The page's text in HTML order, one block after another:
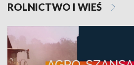
ROLNICTWO I WIEŚ